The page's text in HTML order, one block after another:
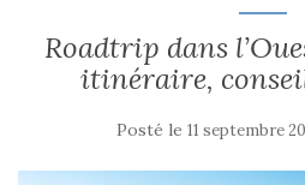
Roadtrip dans
itinéraire,
Posté le 11 septembre